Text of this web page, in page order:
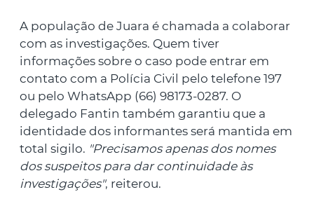
A população de Juara é chamada a colaborar
com as investigações. Quem tiver
informações sobre o caso pode entrar em
contato com a Polícia Civil pelo telefone 197
ou pelo WhatsApp (66) 98173-0287. O
delegado Fantin também garantiu que a
identidade dos informantes será mantida em
total sigilo. "Precisamos apenas dos nomes
dos suspeitos para dar continuidade às
investigações", reiterou.